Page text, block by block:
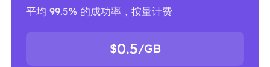
平均 99.5% 的成功率，按量计费
$0.5/GB